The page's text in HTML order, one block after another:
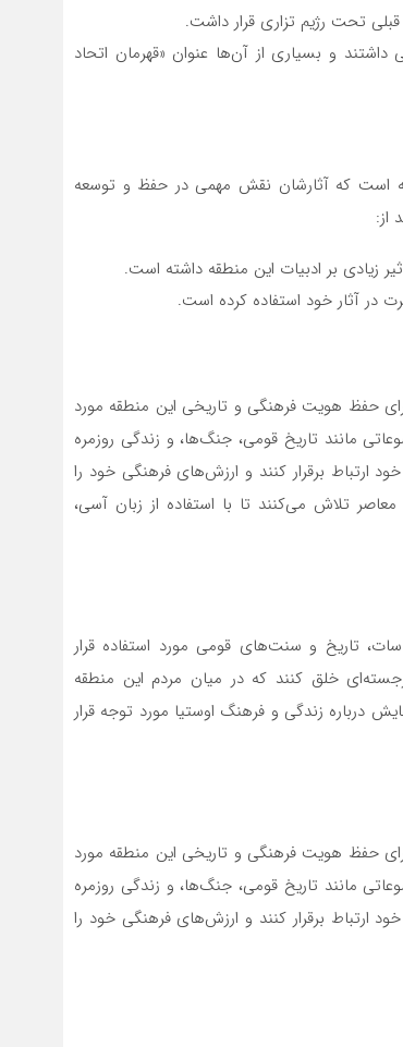
تحت رژیم تزاری قرار داشت.
و بسیاری از آن‌ها عنوان «قهرمان اتحاد
است که آثارشان نقش مهمی در حفظ و توسعه
از:
زیادی بر ادبیات این منطقه داشته است.
در آثار خود استفاده کرده است.
برای حفظ هویت فرهنگی و تاریخی این منطقه مورد
مانند تاریخ قومی، جنگ‌ها، و زندگی روزمره
ارتباط برقرار کنند و ارزش‌های فرهنگی خود را
تلاش می‌کنند تا با استفاده از زبان آسی،
تاریخ و سنت‌های قومی مورد استفاده قرار
خلق کنند که در میان مردم این منطقه
درباره زندگی و فرهنگ اوستیا مورد توجه قرار
برای حفظ هویت فرهنگی و تاریخی این منطقه مورد
مانند تاریخ قومی، جنگ‌ها، و زندگی روزمره
ارتباط برقرار کنند و ارزش‌های فرهنگی خود را